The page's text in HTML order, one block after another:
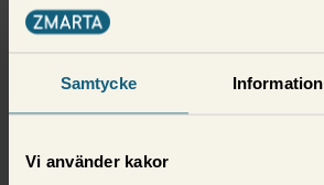
Samtycke Information
Vi använder kakor
Nyheter